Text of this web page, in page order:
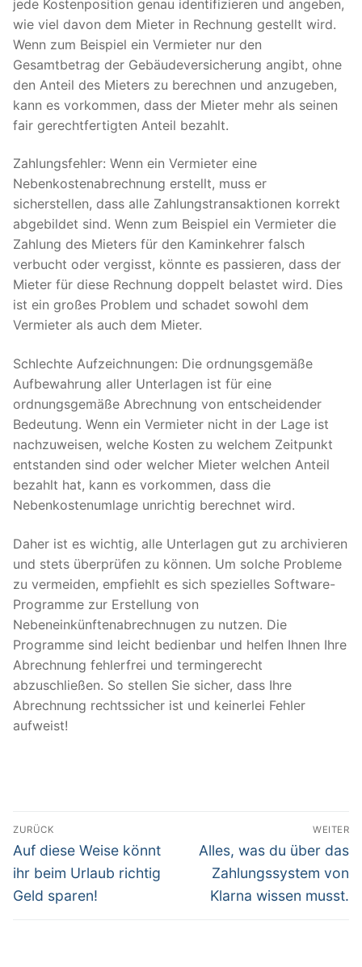
jede Kostenposition genau identifizieren und angeben,
wie viel davon dem Mieter in Rechnung gestellt wird.
Wenn zum Beispiel ein Vermieter nur den
Gesamtbetrag der Gebäudeversicherung angibt, ohne
den Anteil des Mieters zu berechnen und anzugeben,
kann es vorkommen, dass der Mieter mehr als seinen
fair gerechtfertigten Anteil bezahlt.
Zahlungsfehler: Wenn ein Vermieter eine
Nebenkostenabrechnung erstellt, muss er
sicherstellen, dass alle Zahlungstransaktionen korrekt
abgebildet sind. Wenn zum Beispiel ein Vermieter die
Zahlung des Mieters für den Kaminkehrer falsch
verbucht oder vergisst, könnte es passieren, dass der
Mieter für diese Rechnung doppelt belastet wird. Dies
ist ein großes Problem und schadet sowohl dem
Vermieter als auch dem Mieter.
Schlechte Aufzeichnungen: Die ordnungsgemäße
Aufbewahrung aller Unterlagen ist für eine
ordnungsgemäße Abrechnung von entscheidender
Bedeutung. Wenn ein Vermieter nicht in der Lage ist
nachzuweisen, welche Kosten zu welchem Zeitpunkt
entstanden sind oder welcher Mieter welchen Anteil
bezahlt hat, kann es vorkommen, dass die
Nebenkostenumlage unrichtig berechnet wird.
Daher ist es wichtig, alle Unterlagen gut zu archivieren
und stets überprüfen zu können. Um solche Probleme
zu vermeiden, empfiehlt es sich spezielles Software-
Programme zur Erstellung von
Nebeneinkünftenabrechnugen zu nutzen. Die
Programme sind leicht bedienbar und helfen Ihnen Ihre
Abrechnung fehlerfrei und termingerecht
abzuschließen. So stellen Sie sicher, dass Ihre
Abrechnung rechtssicher ist und keinerlei Fehler
aufweist!
Beitragsnavigation
ZURÜCK
Vorheriger
Beitrag:
Auf diese Weise könnt
ihr beim Urlaub richtig
Geld sparen!
WEITER
Nächster
Beitrag:
Alles, was du über das
Zahlungssystem von
Klarna wissen musst.